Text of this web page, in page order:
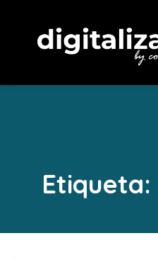
Etiqueta: